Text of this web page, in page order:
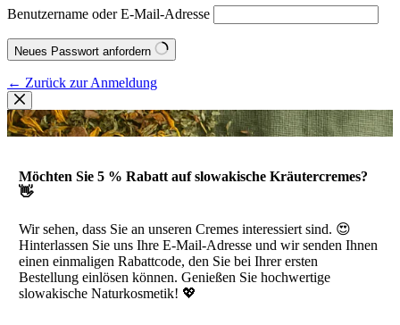
Benutzername oder E-Mail-Adresse
Neues Passwort anfordern
← Zurück zur Anmeldung
Möchten Sie 5 % Rabatt auf slowakische Kräutercremes?
👋
Wir sehen, dass Sie an unseren Cremes interessiert sind. 😍
Hinterlassen Sie uns Ihre E-Mail-Adresse und wir senden Ihnen
einen einmaligen Rabattcode, den Sie bei Ihrer ersten
Bestellung einlösen können. Genießen Sie hochwertige
slowakische Naturkosmetik! 💖